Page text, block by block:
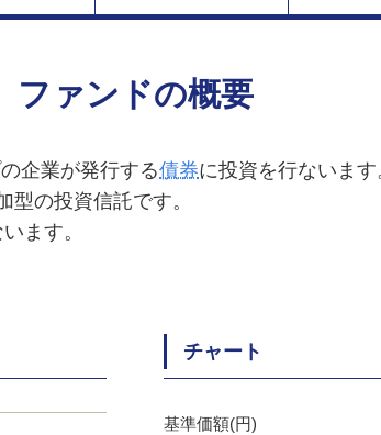
ファンドの概要
企業が発行する債券に投資を行ないます
の投資信託です。
ます。
チャート
基準価額(円)